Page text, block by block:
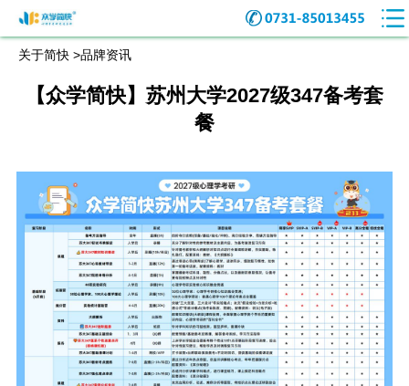
关于简快 >品牌资讯
【众学简快】苏州大学2027级347备考套
餐